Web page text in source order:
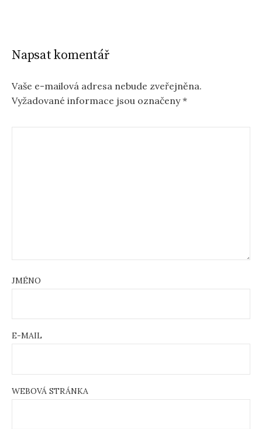
Napsat komentář
Vaše e-mailová adresa nebude zveřejněna.
Vyžadované informace jsou označeny*
JMÉNO
E-MAIL
WEBOVÁ STRÁNKA